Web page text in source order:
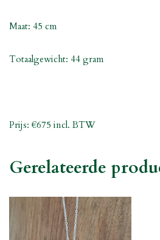
Maat: 45 cm
Totaalgewicht: 44 gram
Prijs:€675 incl. BTW
Gerelateerde